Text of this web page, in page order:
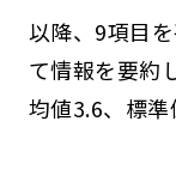
以降、9項目
て情報を要約
均値3.6、標準